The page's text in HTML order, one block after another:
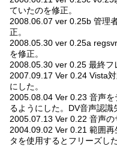
ていたのを修正。
2008.06.07 ver 0.25b 管理
正。
2008.05.30 ver 0.25a
を修正。
2008.05.30 ver 0.25 最終フ
2007.09.17 Ver 0.24 Vista
にした。
2005.08.04 Ver 0.23 音声
るようにした。DV音声認識
2005.07.13 Ver 0.22 音声の
2004.09.02 Ver 0.21 範囲
タを使用するとフリーズし